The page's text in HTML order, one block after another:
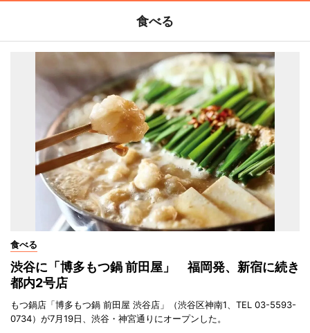
食べる
食べる
渋谷に「博多もつ鍋 前田屋」 福岡発、新宿に続き
都内2号店
もつ鍋店「博多もつ鍋 前田屋 渋谷店」（渋谷区神南1、TEL 03-5593-
0734）が7月19日、渋谷・神宮通りにオープンした。